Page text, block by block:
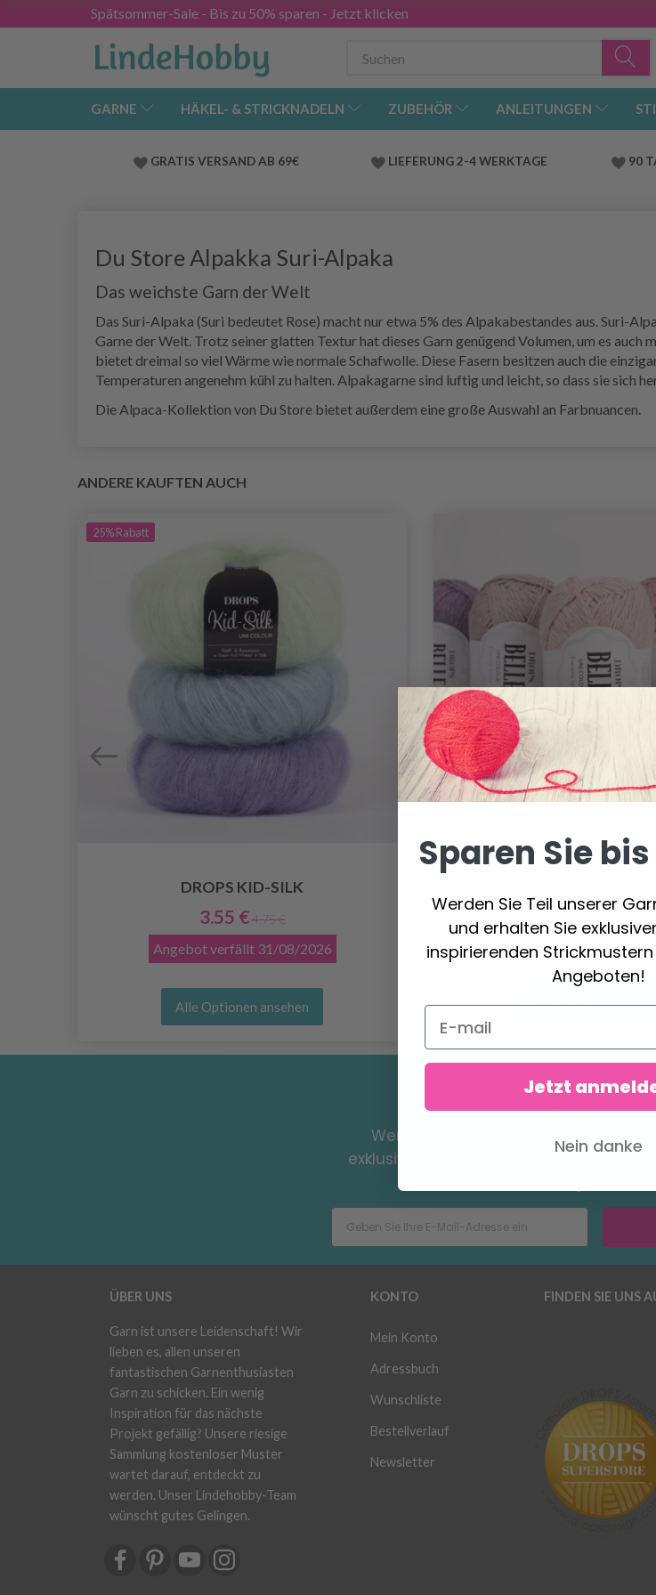
Spätsommer-Sale - Bis zu 50% sparen - Jetzt klicken
GARNE HÄKEL- & STRICKNADELN ZUBEHÖR ANLEITUNGEN
GRATIS VERSAND AB 69€ LIEFERUNG 2-4 WERKTAGE 90
Du Store Alpakka Suri-Alpaka
Das weichste Garn der Welt
Das Suri-Alpaka (Suri bedeutet Rose) macht nur etwa 5% des Alpakabestandes aus. Suri-
Garne der Welt. Trotz seiner glatten Textur hat dieses Garn genügend Volumen, um es
bietet dreimal so viel Wärme wie normale Schafwolle. Diese Fasern besitzen auch die
Temperaturen angenehm kühl zu halten. Alpakagarne sind luftig und leicht, so dass sie sich
Die Alpaca-Kollektion von Du Store bietet außerdem eine große Auswahl an Farbnuancen.
ANDERE KAUFTEN AUCH
25%Rabatt
DROPS KID-SILK
3.55 € 4.75 €
Angebot verfällt 31/08/2026
Alle Optionen ansehen
DROPS BELLE
2.05 €
Alle Optionen
Sparen Sie bis zu
Werden Sie Teil unserer Garn-
exklusiven Zugang zu inspirierenden
ÜBER UNS
Garn ist unsere Leidenschaft! Wir
lieben es, allen unseren
fantastischen Garnenthusiasten
Garn zu schicken. Ein wenig
Inspiration für das nächste
Projekt gefällig? Unsere riesige
Sammlung kostenloser Muster
wartet darauf, entdeckt zu
werden. Unser Lindehobby-Team
wünscht gutes Gelingen.
KONTO
Mein Konto
Adressbuch
Wunschliste
Bestellverlauf
Newsletter
FINDEN SIE UNS
Sparen Sie
Werden Sie Teil unserer
und erhalten Sie
inspirierenden
Angeboten!
Jetzt
Nein danke